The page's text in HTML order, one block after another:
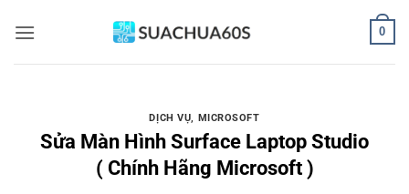
qua
0
DỊCH VỤ, MICROSOFT
Sửa Màn Hình Surface Laptop Studio
( Chính Hãng Microsoft )